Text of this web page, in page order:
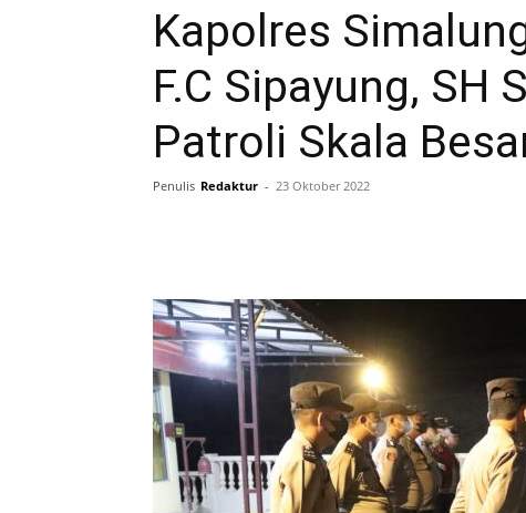
Kapolres
F.C Sipayung, SH
Patroli Skala
Penulis Redaktur - 23 Oktober 2022